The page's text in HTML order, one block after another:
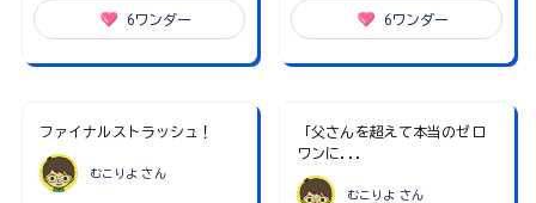
6ワンダー 6ワンダー
ファイナルストラッシュ！
むこりよ さん
「父さんを超えて本当のゼロ
ワンに...
むこりよ さん